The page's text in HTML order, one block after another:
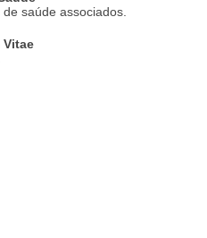
saúde associados.
Vitae